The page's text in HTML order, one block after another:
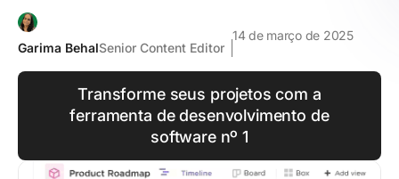
Garima BehalSenior Content Editor
14 de março de 2025
Transforme seus projetos com a
ferramenta de desenvolvimento de
software nº 1